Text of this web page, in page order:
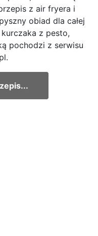
z air fryera i
obiad dla całej
z pesto,
pochodzi z serwisu